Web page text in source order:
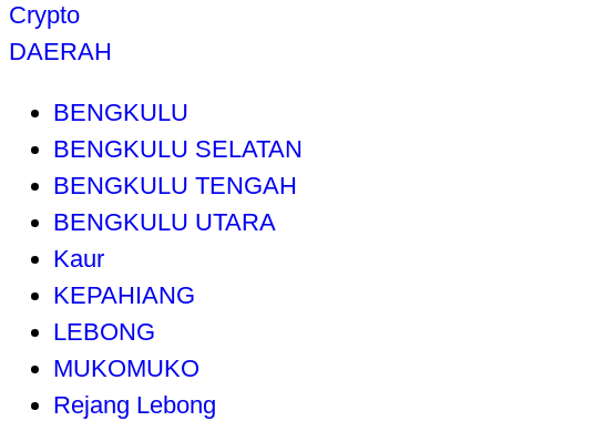
Crypto
DAERAH
BENGKULU
BENGKULU SELATAN
BENGKULU TENGAH
BENGKULU UTARA
Kaur
KEPAHIANG
LEBONG
MUKOMUKO
Rejang Lebong